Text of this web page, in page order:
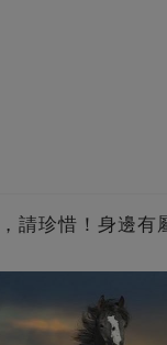
請珍惜！身邊有